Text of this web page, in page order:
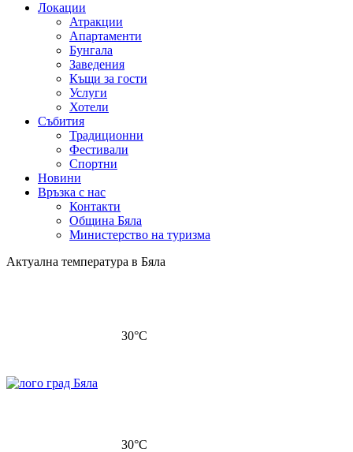
Локации
Атракции
Апартаменти
Бунгала
Заведения
Къщи за гости
Услуги
Хотели
Събития
Традиционни
Фестивали
Спортни
Новини
Връзка с нас
Контакти
Община Бяла
Министерство на туризма
Актуална температура в Бяла
30°C
30°C